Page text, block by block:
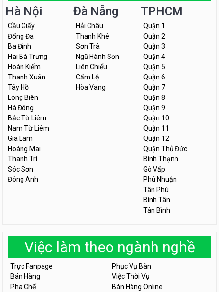
Hà Nội
Cầu Giấy
Đống Đa
Ba Đình
Hai Bà Trưng
Hoàn Kiếm
Thanh Xuân
Tây Hồ
Long Biên
Hà Đông
Bắc Từ Liêm
Nam Từ Liêm
Gia Lâm
Hoàng Mai
Thanh Trì
Sóc Sơn
Đông Anh
Đà Nẵng
Hải Châu
Thanh Khê
Sơn Trà
Ngũ Hành Sơn
Liên Chiểu
Cẩm Lệ
Hòa Vang
TPHCM
Quận 1
Quận 2
Quận 3
Quận 4
Quận 5
Quận 6
Quận 7
Quận 8
Quận 9
Quận 10
Quận 11
Quận 12
Quận Thủ Đức
Bình Thạnh
Gò Vấp
Phú Nhuận
Tân Phú
Bình Tân
Tân Bình
Việc làm theo ngành nghề
Trực Fanpage
Phục Vụ Bàn
Bán Hàng
Việc Thời Vụ
Pha Chế
Bán Hàng Online